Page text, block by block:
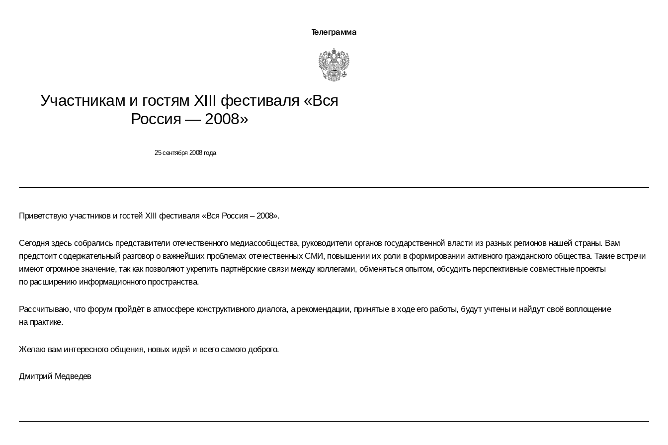
Телеграмма
Участникам и гостям XIII фестиваля «Вся
Россия — 2008»
25 сентября 2008 года
Приветствую участников и гостей XIII фестиваля «Вся Россия – 2008».
Сегодня здесь собрались представители отечественного медиасообщества, руководители органов государственной власти из разных регионов нашей страны. Вам
предстоит содержательный разговор о важнейших проблемах отечественных СМИ, повышении их роли в формировании активного гражданского общества. Такие встречи
имеют огромное значение, так как позволяют укрепить партнёрские связи между коллегами, обменяться опытом, обсудить перспективные совместные проекты
по расширению информационного пространства.
Рассчитываю, что форум пройдёт в атмосфере конструктивного диалога, а рекомендации, принятые в ходе его работы, будут учтены и найдут своё воплощение
на практике.
Желаю вам интересного общения, новых идей и всего самого доброго.
Дмитрий Медведев